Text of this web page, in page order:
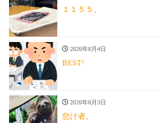
１１５５。
2026年8月4日
BEST!
2026年8月3日
怠け者。